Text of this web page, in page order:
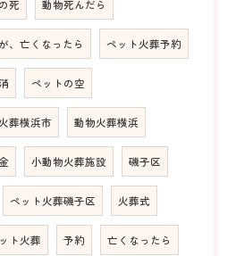
死 動物死んだら
、亡くなったら ペット火葬予約
ペットの空
葬横浜市 動物火葬横浜
小動物火葬施設 磯子区
ペット火葬磯子区 火葬式
ト火葬 予約 亡くなったら